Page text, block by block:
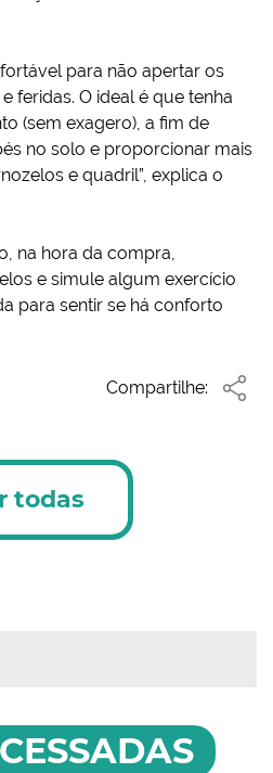
para não apertar os
feridas. O ideal é que tenha
(sem exagero), a fim de
no solo e proporcionar mais
e quadril”, explica o
na hora da compra,
e simule algum exercício
para sentir se há conforto
Compartilhe:
todas